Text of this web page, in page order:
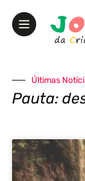
Últimas
Pauta: